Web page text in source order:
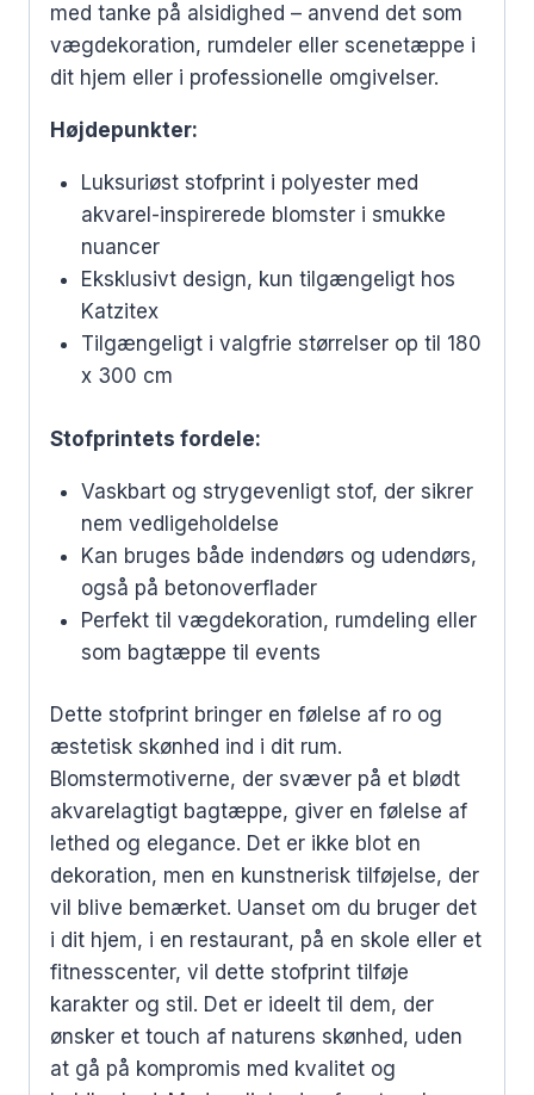
med tanke på alsidighed – anvend det som
vægdekoration, rumdeler eller scenetæppe i
dit hjem eller i professionelle omgivelser.
Højdepunkter:
Luksuriøst stofprint i polyester med
akvarel-inspirerede blomster i smukke
nuancer
Eksklusivt design, kun tilgængeligt hos
Katzitex
Tilgængeligt i valgfrie størrelser op til 180
x 300 cm
Stofprintets fordele:
Vaskbart og strygevenligt stof, der sikrer
nem vedligeholdelse
Kan bruges både indendørs og udendørs,
også på betonoverflader
Perfekt til vægdekoration, rumdeling eller
som bagtæppe til events
Dette stofprint bringer en følelse af ro og
æstetisk skønhed ind i dit rum.
Blomstermotiverne, der svæver på et blødt
akvarelagtigt bagtæppe, giver en følelse af
lethed og elegance. Det er ikke blot en
dekoration, men en kunstnerisk tilføjelse, der
vil blive bemærket. Uanset om du bruger det
i dit hjem, i en restaurant, på en skole eller et
fitnesscenter, vil dette stofprint tilføje
karakter og stil. Det er ideelt til dem, der
ønsker et touch af naturens skønhed, uden
at gå på kompromis med kvalitet og